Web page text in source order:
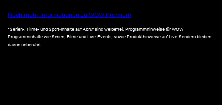
Noch mehr Informationen zu WOW Premium
*Serien-, Filme- und Sport-Inhalte auf Abruf sind werbefrei. Programmhinweise für WOW
Programminhalte wie Serien, Filme und Live-Events, sowie Produkthinweise auf Live-Sendern bleiben
davon unberührt.